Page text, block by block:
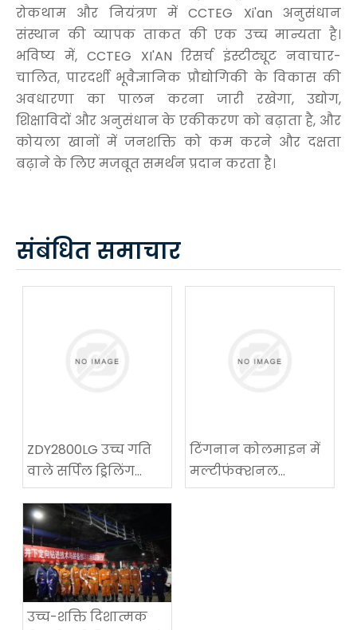
रोकथाम और नियंत्रण में CCTEG Xi'an अनुसंधान
संस्थान की व्यापक ताकत की एक उच्च मान्यता है।
भविष्य में, CCTEG XI'AN रिसर्च इंस्टीट्यूट नवाचार-
चालित, पारदर्शी भूवैज्ञानिक प्रौद्योगिकी के विकास की
अवधारणा का पालन करना जारी रखेगा, उद्योग,
शिक्षाविदों और अनुसंधान के एकीकरण को बढ़ाता है, और
कोयला खानों में जनशक्ति को कम करने और दक्षता
बढ़ाने के लिए मजबूत समर्थन प्रदान करता है।
संबंधित समाचार
ZDY2800LG उच्च गति
वाले सर्पिल ड्रिलिंग
तकनीकी उपकरण
परीक्षण में सफलता
टिंगनान कोलमाइन में
मल्टीफंक्शनल
कोलमाइन रोडवे-
उच्च-शक्ति दिशात्मक